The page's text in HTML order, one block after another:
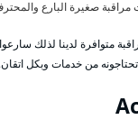
مراقبة صغيرة البارع
متوافرة لدينا لذلك
من خدمات وبكل اتقان.